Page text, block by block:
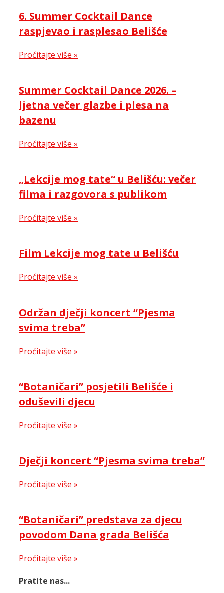
6. Summer Cocktail Dance
raspjevao i rasplesao Belišće
Proćitajte više »
Summer Cocktail Dance 2026. –
ljetna večer glazbe i plesa na
bazenu
Proćitajte više »
„Lekcije mog tate“ u Belišću: večer
filma i razgovora s publikom
Proćitajte više »
Film Lekcije mog tate u Belišću
Proćitajte više »
Održan dječji koncert “Pjesma
svima treba”
Proćitajte više »
“Botaničari” posjetili Belišće i
oduševili djecu
Proćitajte više »
Dječji koncert “Pjesma svima treba”
Proćitajte više »
“Botaničari” predstava za djecu
povodom Dana grada Belišća
Proćitajte više »
Pratite nas...